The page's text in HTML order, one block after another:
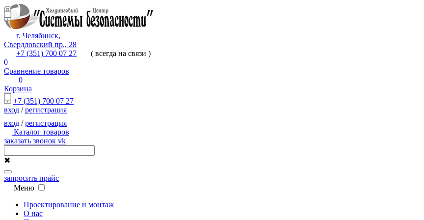
г. Челябинск,
Свердловский пр., 28
+7 (351) 700 07 27
( всегда на связи )
0
Сравнение товаров
0
Корзина
+7 (351) 700 07 27
вход /регистрация
вход /регистрация
Каталог товаров
заказать звонок vk
✖
запросить прайс
Меню
Проектирование и монтаж
О нас